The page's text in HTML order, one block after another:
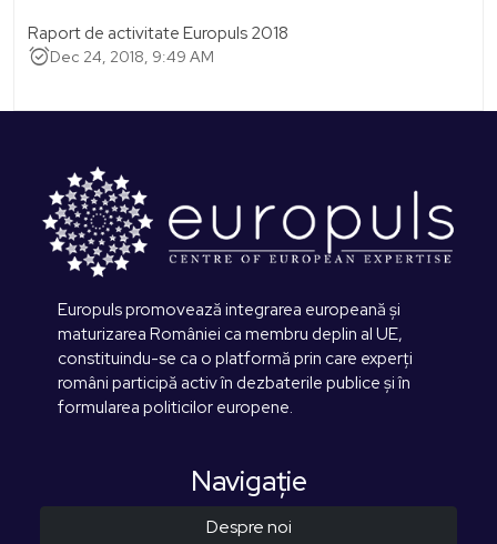
Raport de activitate Europuls 2018
alarm_onDec 24, 2018, 9:49 AM
Europuls promovează integrarea europeană și
maturizarea României ca membru deplin al UE,
constituindu-se ca o platformă prin care experți
români participă activ în dezbaterile publice și în
formularea politicilor europene.
Navigaţie
Despre noi